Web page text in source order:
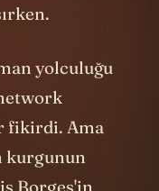
henüz
yeni